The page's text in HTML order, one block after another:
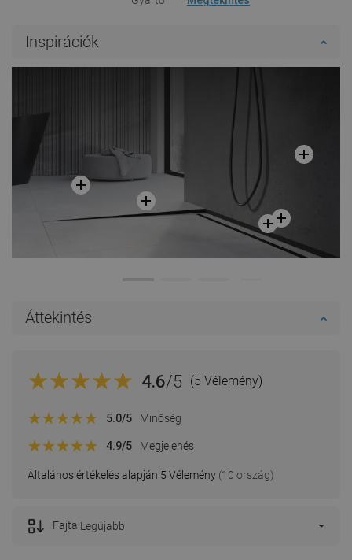
Inspirációk
Áttekintés
4.6/5 (5 Vélemény)
Általános értékelés alapján 5 Vélemény (10 ország)
5.0/5 Minőség
4.9/5 Megjelenés
Fajta:Legújabb